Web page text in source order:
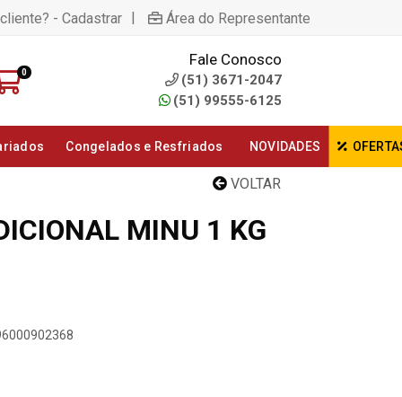
- Cadastrar | Área do Representante
0
Fale Conosco
(51) 3671-2047
(51) 99555-6125
Congelados e Resfriados NOVIDADES
VOLTAR
MINU 1 KG